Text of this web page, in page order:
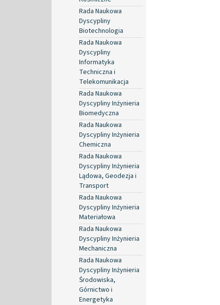
Rada Naukowa
Dyscypliny
Biotechnologia
Rada Naukowa
Dyscypliny
Informatyka
Techniczna i
Telekomunikacja
Rada Naukowa
Dyscypliny Inżynieria
Biomedyczna
Rada Naukowa
Dyscypliny Inżynieria
Chemiczna
Rada Naukowa
Dyscypliny Inżynieria
Lądowa, Geodezja i
Transport
Rada Naukowa
Dyscypliny Inżynieria
Materiałowa
Rada Naukowa
Dyscypliny Inżynieria
Mechaniczna
Rada Naukowa
Dyscypliny Inżynieria
Środowiska,
Górnictwo i
Energetyka